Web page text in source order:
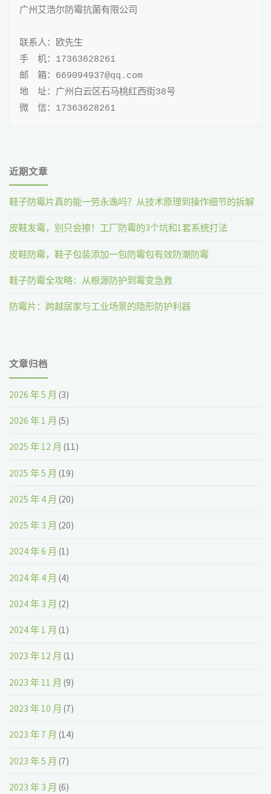
广州艾浩尔防霉抗菌有限公司
联系人：欧先生
手 机：17363628261
邮 箱：669094937@qq.com
地 址：广州白云区石马桃红西街38号
微 信：17363628261
近期文章
鞋子防霉片真的能一劳永逸吗？从技术原理到操作细节的拆解
皮鞋发霉，别只会擦！工厂防霉的3个坑和1套系统打法
皮鞋防霉，鞋子包装添加一包防霉包有效防潮防霉
鞋子防霉全攻略：从根源防护到霉变急救
防霉片：跨越居家与工业场景的隐形防护利器
文章归档
2026 年 5 月 (3)
2026 年 1 月 (5)
2025 年 12 月 (11)
2025 年 5 月 (19)
2025 年 4 月 (20)
2025 年 3 月 (20)
2024 年 6 月 (1)
2024 年 4 月 (4)
2024 年 3 月 (2)
2024 年 1 月 (1)
2023 年 12 月 (1)
2023 年 11 月 (9)
2023 年 10 月 (7)
2023 年 7 月 (14)
2023 年 5 月 (7)
2023 年 3 月 (6)